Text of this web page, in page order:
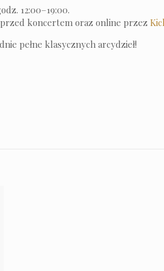
12:00–19:00.
koncertem oraz online przez
pełne klasycznych arcydzieł!